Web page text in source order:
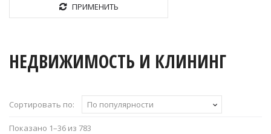
НЕДВИЖИМОСТЬ И КЛИНИНГ
Сортировать по: По популярности
Показано 1–36 из 783
ПРИМЕНИТЬ